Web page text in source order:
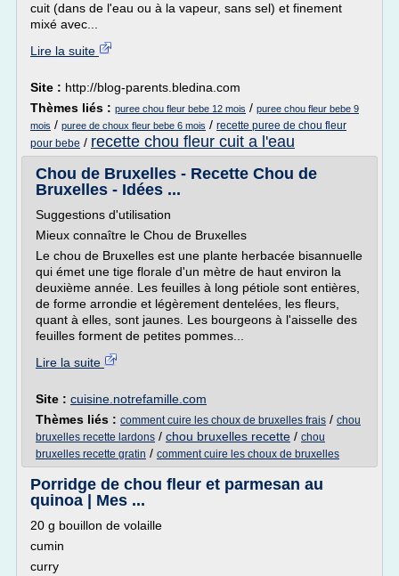
cuit (dans de l'eau ou à la vapeur, sans sel) et finement
mixé avec...
Lire la suite
Site : http://blog-parents.bledina.com
Thèmes liés : puree chou fleur bebe 12 mois / puree chou fleur bebe 9
mois / puree de choux fleur bebe 6 mois / recette puree de chou fleur
pour bebe / recette chou fleur cuit a l'eau
Chou de Bruxelles - Recette Chou de
Bruxelles - Idées ...
Suggestions d'utilisation
Mieux connaître le Chou de Bruxelles
Le chou de Bruxelles est une plante herbacée bisannuelle
qui émet une tige florale d'un mètre de haut environ la
deuxième année. Les feuilles à long pétiole sont entières,
de forme arrondie et légèrement dentelées, les fleurs,
quant à elles, sont jaunes. Les bourgeons à l'aisselle des
feuilles forment de petites pommes...
Lire la suite
Site : cuisine.notrefamille.com
Thèmes liés : comment cuire les choux de bruxelles frais / chou
bruxelles recette lardons / chou bruxelles recette / chou
bruxelles recette gratin / comment cuire les choux de bruxelles
Porridge de chou fleur et parmesan au
quinoa | Mes ...
20 g bouillon de volaille
cumin
curry